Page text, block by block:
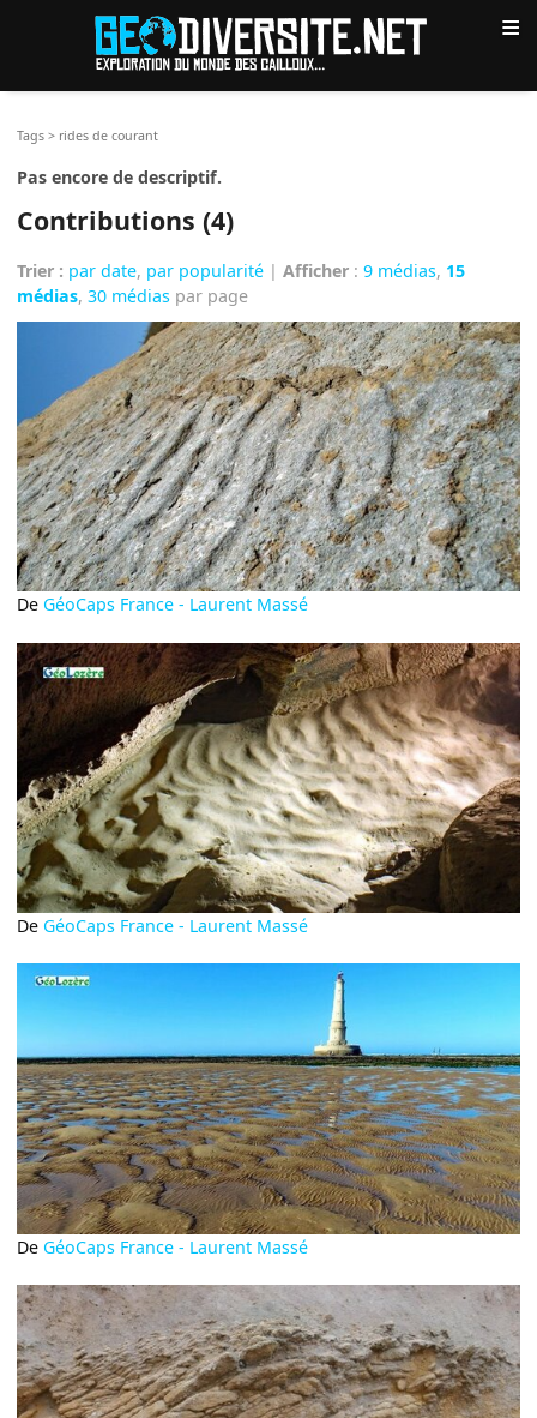
≡
Tags > rides de courant
Pas encore de descriptif.
Contributions (4)
Trier : par date, par popularité |Afficher :9 médias, 15
médias,30 médias par page
De GéoCaps France - Laurent Massé
De GéoCaps France - Laurent Massé
De GéoCaps France - Laurent Massé